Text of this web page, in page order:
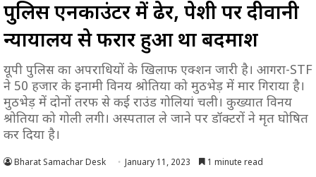
पुलिस एनकाउंटर में ढेर, पेशी पर दीवानी
न्यायालय से फरार हुआ था बदमाश
यूपी पुलिस का अपराधियों के खिलाफ एक्शन जारी है। आगरा-STF
ने 50 हजार के इनामी विनय श्रोतिया को मुठभेड़ में मार गिराया है।
मुठभेड़ में दोनों तरफ से कई राउंड गोलियां चली। कुख्यात विनय
श्रोतिया को गोली लगी। अस्पताल ले जाने पर डॉक्टरों ने मृत घोषित
कर दिया है।
Bharat Samachar Desk January 11, 2023 1 minute read